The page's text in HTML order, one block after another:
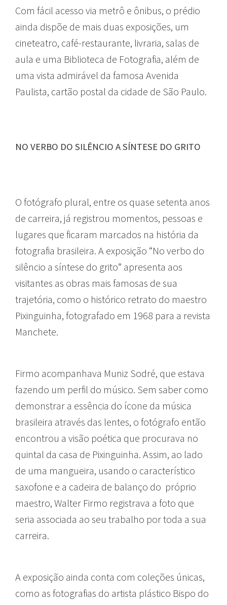
Com fácil acesso via metrô e ônibus, o prédio
ainda dispõe de mais duas exposições, um
cineteatro, café-restaurante, livraria, salas de
aula e uma Biblioteca de Fotografia, além de
uma vista admirável da famosa Avenida
Paulista, cartão postal da cidade de São Paulo.
NO VERBO DO SILÊNCIO A SÍNTESE DO GRITO
O fotógrafo plural, entre os quase setenta anos
de carreira, já registrou momentos, pessoas e
lugares que ficaram marcados na história da
fotografia brasileira. A exposição “No verbo do
silêncio a síntese do grito” apresenta aos
visitantes as obras mais famosas de sua
trajetória, como o histórico retrato do maestro
Pixinguinha, fotografado em 1968 para a revista
Manchete.
Firmo acompanhava Muniz Sodré, que estava
fazendo um perfil do músico. Sem saber como
demonstrar a essência do ícone da música
brasileira através das lentes, o fotógrafo então
encontrou a visão poética que procurava no
quintal da casa de Pixinguinha. Assim, ao lado
de uma mangueira, usando o característico
saxofone e a cadeira de balanço do próprio
maestro, Walter Firmo registrava a foto que
seria associada ao seu trabalho por toda a sua
carreira.
A exposição ainda conta com coleções únicas,
como as fotografias do artista plástico Bispo do